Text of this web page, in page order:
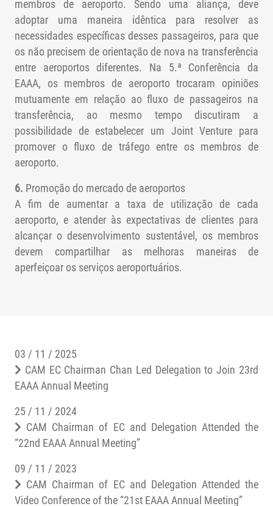
membros de aeroporto. Sendo uma aliança, deve
adoptar uma maneira idêntica para resolver as
necessidades específicas desses passageiros, para que
os não precisem de orientação de nova na transferência
entre aeroportos diferentes. Na 5.ª Conferência da
EAAA, os membros de aeroporto trocaram opiniões
mutuamente em relação ao fluxo de passageiros na
transferência, ao mesmo tempo discutiram a
possibilidade de estabelecer um Joint Venture para
promover o fluxo de tráfego entre os membros de
aeroporto.
6. Promoção do mercado de aeroportos
A fim de aumentar a taxa de utilização de cada
aeroporto, e atender às expectativas de clientes para
alcançar o desenvolvimento sustentável, os membros
devem compartilhar as melhoras maneiras de
aperfeiçoar os serviços aeroportuários.
03 / 11 / 2025
CAM EC Chairman Chan Led Delegation to Join 23rd
EAAA Annual Meeting
25 / 11 / 2024
CAM Chairman of EC and Delegation Attended the
“22nd EAAA Annual Meeting”
09 / 11 / 2023
CAM Chairman of EC and Delegation Attended the
Video Conference of the “21st EAAA Annual Meeting”